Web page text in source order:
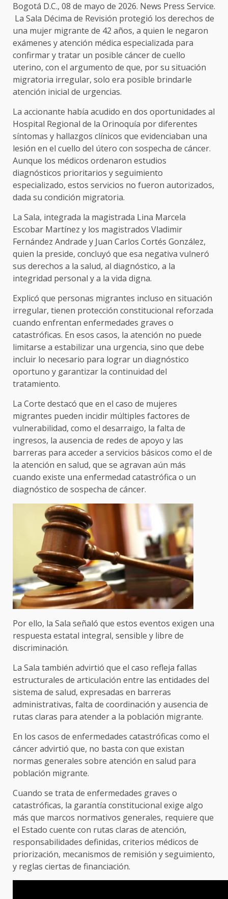
Bogotá D.C., 08 de mayo de 2026. News Press Service.
La Sala Décima de Revisión protegió los derechos de
una mujer migrante de 42 años, a quien le negaron
exámenes y atención médica especializada para
confirmar y tratar un posible cáncer de cuello
uterino, con el argumento de que, por su situación
migratoria irregular, solo era posible brindarle
atención inicial de urgencias.
La accionante había acudido en dos oportunidades al
Hospital Regional de la Orinoquía por diferentes
síntomas y hallazgos clínicos que evidenciaban una
lesión en el cuello del útero con sospecha de cáncer.
Aunque los médicos ordenaron estudios
diagnósticos prioritarios y seguimiento
especializado, estos servicios no fueron autorizados,
dada su condición migratoria.
La Sala, integrada la magistrada Lina Marcela
Escobar Martínez y los magistrados Vladimir
Fernández Andrade y Juan Carlos Cortés González,
quien la preside, concluyó que esa negativa vulneró
sus derechos a la salud, al diagnóstico, a la
integridad personal y a la vida digna.
Explicó que personas migrantes incluso en situación
irregular, tienen protección constitucional reforzada
cuando enfrentan enfermedades graves o
catastróficas. En esos casos, la atención no puede
limitarse a estabilizar una urgencia, sino que debe
incluir lo necesario para lograr un diagnóstico
oportuno y garantizar la continuidad del
tratamiento.
La Corte destacó que en el caso de mujeres
migrantes pueden incidir múltiples factores de
vulnerabilidad, como el desarraigo, la falta de
ingresos, la ausencia de redes de apoyo y las
barreras para acceder a servicios básicos como el de
la atención en salud, que se agravan aún más
cuando existe una enfermedad catastrófica o un
diagnóstico de sospecha de cáncer.
Por ello, la Sala señaló que estos eventos exigen una
respuesta estatal integral, sensible y libre de
discriminación.
La Sala también advirtió que el caso refleja fallas
estructurales de articulación entre las entidades del
sistema de salud, expresadas en barreras
administrativas, falta de coordinación y ausencia de
rutas claras para atender a la población migrante.
En los casos de enfermedades catastróficas como el
cáncer advirtió que, no basta con que existan
normas generales sobre atención en salud para
población migrante.
Cuando se trata de enfermedades graves o
catastróficas, la garantía constitucional exige algo
más que marcos normativos generales, requiere que
el Estado cuente con rutas claras de atención,
responsabilidades definidas, criterios médicos de
priorización, mecanismos de remisión y seguimiento,
y reglas ciertas de financiación.